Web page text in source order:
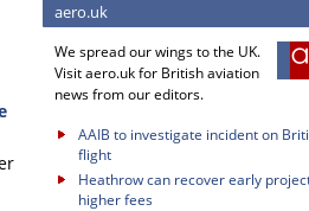
aero.uk
We spread our wings to the UK.
Visit aero.uk for British aviation
news from our editors.
AAIB to investigate incident on
flight
Heathrow can recover early
higher fees